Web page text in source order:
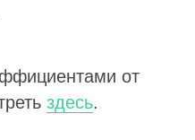
от
здесь.